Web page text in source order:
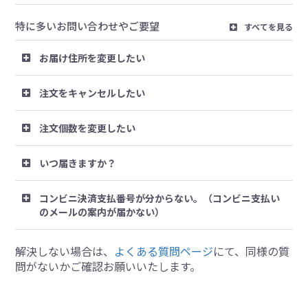
特に多いお問い合わせやご要望 すべてを見る
お届け住所を変更したい
注文をキャンセルしたい
注文個数を変更したい
いつ届きますか？
コンビニ決済支払番号が分からない。（コンビニ支払い
のメールの案内が届かない）
解決しない場合は、 よくある質問ページにて、同様の質
問がないかご確認お願いいたします。